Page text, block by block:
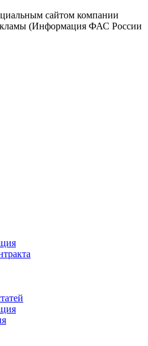
сайтом компании
(Информация ФАС России